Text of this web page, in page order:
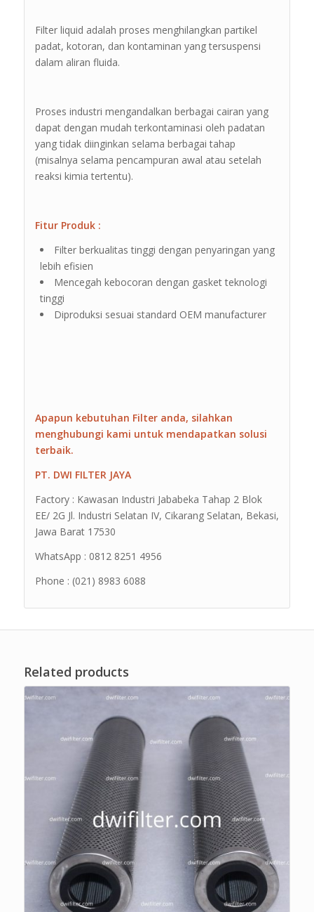
Filter liquid adalah proses menghilangkan partikel
padat, kotoran, dan kontaminan yang tersuspensi
dalam aliran fluida.
Proses industri mengandalkan berbagai cairan yang
dapat dengan mudah terkontaminasi oleh padatan
yang tidak diinginkan selama berbagai tahap
(misalnya selama pencampuran awal atau setelah
reaksi kimia tertentu).
Fitur Produk :
Filter berkualitas tinggi dengan penyaringan yang
lebih efisien
Mencegah kebocoran dengan gasket teknologi
tinggi
Diproduksi sesuai standard OEM manufacturer
Apapun kebutuhan Filter anda, silahkan
menghubungi kami untuk mendapatkan solusi
terbaik.
PT. DWI FILTER JAYA
Factory : Kawasan Industri Jababeka Tahap 2 Blok
EE/ 2G Jl. Industri Selatan IV, Cikarang Selatan, Bekasi,
Jawa Barat 17530
WhatsApp : 0812 8251 4956
Phone : (021) 8983 6088
Related products